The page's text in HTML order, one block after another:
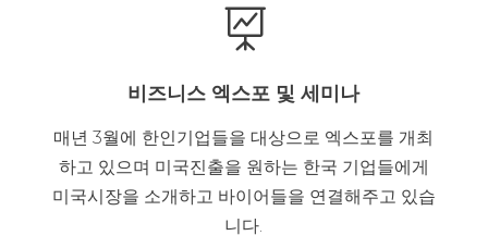

비즈니스 엑스포 및 세미나
매년 3월에 한인기업들을 대상으로 엑스포를 개최
하고 있으며 미국진출을 원하는 한국 기업들에게
미국시장을 소개하고 바이어들을 연결해주고 있습
니다.